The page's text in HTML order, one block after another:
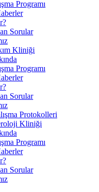
Programı
Sorular
Kliniği
Programı
Sorular
Protokolleri
Kliniği
Programı
Sorular